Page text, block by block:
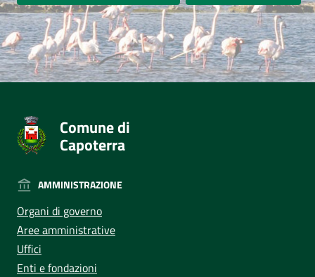
Comune di
Capoterra
AMMINISTRAZIONE
Organi di governo
Aree amministrative
Uffici
Enti e fondazioni